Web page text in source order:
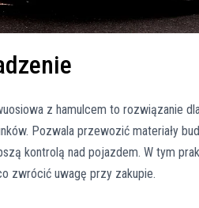
z hamulcem to rozwiązanie
Pozwala przewozić materiały
kontrolą nad pojazdem. W tym
zwrócić uwagę przy zakupie.